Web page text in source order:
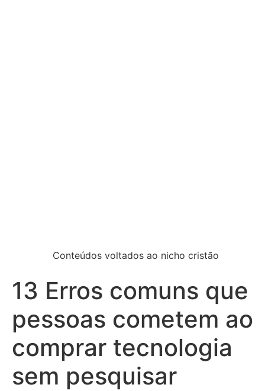
Conteúdos voltados ao nicho cristão
13 Erros comuns que
pessoas cometem ao
comprar tecnologia
sem pesquisar